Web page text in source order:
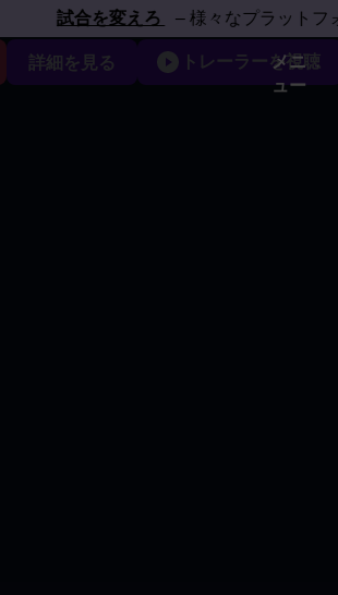
試合を変えろ – 様々なプラットフォーム
メニ
ュー
詳細を見る トレーラーを視聴